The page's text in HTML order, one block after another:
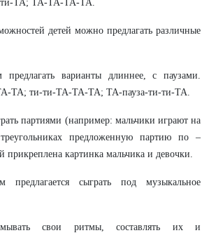
ТА; ТА-ТА-ТА-ТА.
детей можно предлагать различные
предлагать варианты длиннее, с паузами.
ТА; ти-ти-ТА-ТА-ТА; ТА-пауза-ти-ти-ТА.
партиями (например: мальчики играют на
предложенную партию по –
прикреплена картинка мальчика и девочки.
предлагается сыграть под музыкальное
свои ритмы, составлять их и